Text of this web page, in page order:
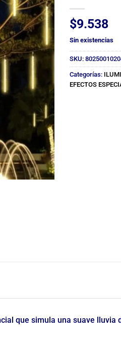
$9.538
Sin existencias
SKU:
Categorías:
EFECTOS
que simula una suave